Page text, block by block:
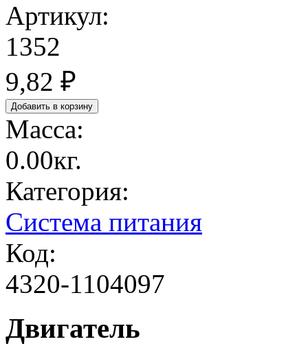
Артикул:
1352
9,82 ₽
Масса:
0.00кг.
Категория:
Система питания
Код:
4320-1104097
Двигатель